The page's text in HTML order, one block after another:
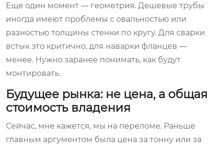
Еще один момент — геометрия. Дешевые трубы
иногда имеют проблемы с овальностью или
разностью толщины стенки по кругу. Для сварки
встык это критично, для наварки фланцев —
менее. Нужно заранее понимать, как будут
монтировать.
Будущее рынка: не цена, а общая
стоимость владения
Сейчас, мне кажется, мы на переломе. Раньше
главным аргументом была цена за тонну или за